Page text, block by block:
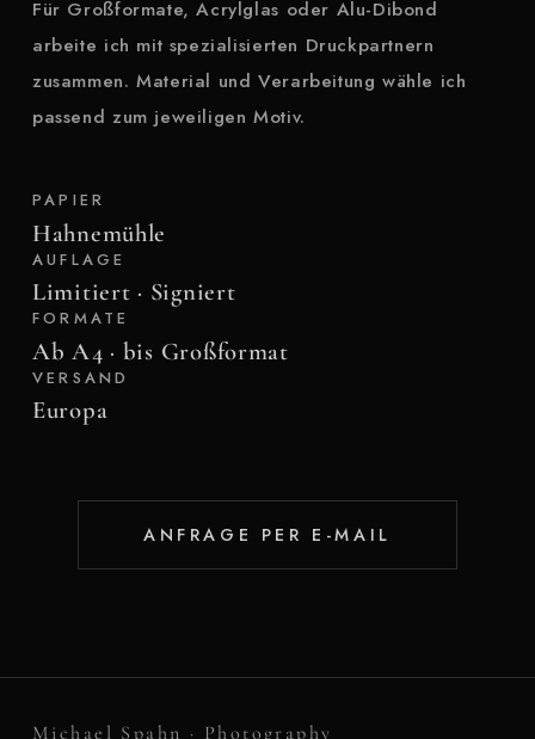
Für Großformate, Acrylglas oder Alu-Dibond
arbeite ich mit spezialisierten Druckpartnern
zusammen. Material und Verarbeitung wähle ich
passend zum jeweiligen Motiv.
PAPIER
Hahnemühle
AUFLAGE
Limitiert · Signiert
FORMATE
Ab A4 · bis Großformat
VERSAND
Europa
ANFRAGE PER E-MAIL
Michael Spahn · Photography